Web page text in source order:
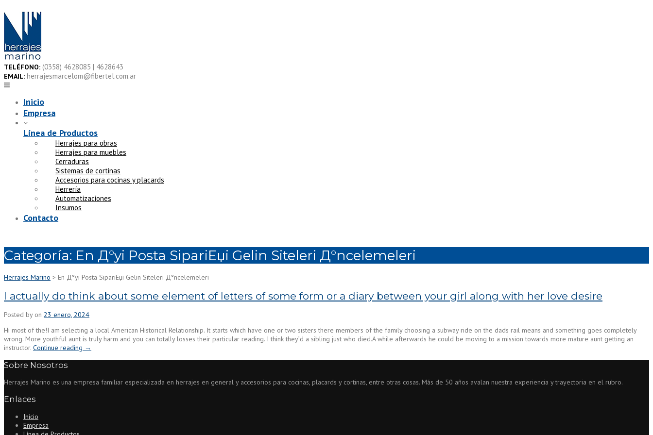
to
content
TELÉFONO: (0358) 4628085 | 4628643
EMAIL: herrajesmarcelom@fibertel.com.ar
Inicio
Empresa
Línea de Productos
Herrajes para obras
Herrajes para muebles
Cerraduras
Sistemas de cortinas
Accesorios para cocinas y placards
Herrería
Automatizaciones
Insumos
Contacto
Categoría: En Д°yi Posta SipariЕџi Gelin Siteleri Д°ncelemeleri
Herrajes Marino > En Д°yi Posta SipariЕџi Gelin Siteleri Д°ncelemeleri
I actually do think about some element of letters of some form or a diary between your girl along with her love desire
Posted by on 23 enero, 2024
Hi most of the!I am selecting a local American Historical Relationship. It starts which have one or two sisters there members of the family choosing a subway ride on the dads rail means and something goes completely
wrong. More youthful aunt is truly harm and you can totally losses their particular reading. I think they’d a sibling just who died.A while afterwards he could be moving to a mission towards more mature aunt getting an
instructor. Continue reading “I
about
→
Sobre Nosotros
Herrajes Marino es una empresa familiar especializada en herrajes en general y accesorios para cocinas, placards y cortinas, entre otras cosas. Más de 50 años avalan nuestra experiencia y trayectoria en el rubro.
Enlaces
Inicio
Empresa